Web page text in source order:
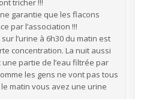
garantie que les flacons
par l’association !!!
l’urine à 6h30 du matin est
concentration. La nuit aussi
partie de l’eau filtrée par
les gens ne vont pas tous
matin vous avez une urine